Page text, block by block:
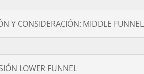
Y CONSIDERACIÓN: MIDDLE FUNNEL
LOWER FUNNEL